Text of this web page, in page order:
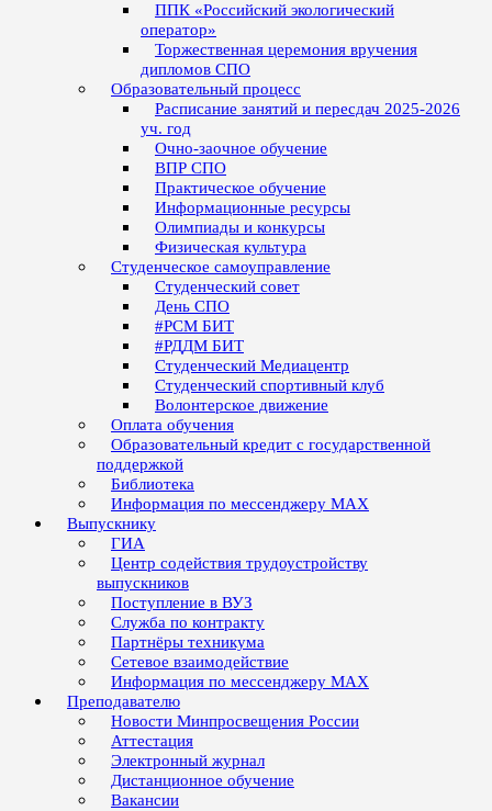
ППК «Российский экологический
оператор»
Торжественная церемония вручения
дипломов СПО
Образовательный процесс
Расписание занятий и пересдач 2025-2026
уч. год
Очно-заочное обучение
ВПР СПО
Практическое обучение
Информационные ресурсы
Олимпиады и конкурсы
Физическая культура
Студенческое самоуправление
Студенческий совет
День СПО
#РСМ БИТ
#РДДМ БИТ
Студенческий Медиацентр
Студенческий спортивный клуб
Волонтерское движение
Оплата обучения
Образовательный кредит с государственной
поддержкой
Библиотека
Информация по мессенджеру MAX
Выпускнику
ГИА
Центр содействия трудоустройству
выпускников
Поступление в ВУЗ
Служба по контракту
Партнёры техникума
Сетевое взаимодействие
Информация по мессенджеру MAX
Преподавателю
Новости Минпросвещения России
Аттестация
Электронный журнал
Дистанционное обучение
Вакансии